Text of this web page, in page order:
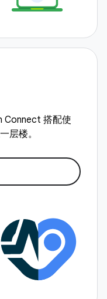
Connect 搭配使
层楼。